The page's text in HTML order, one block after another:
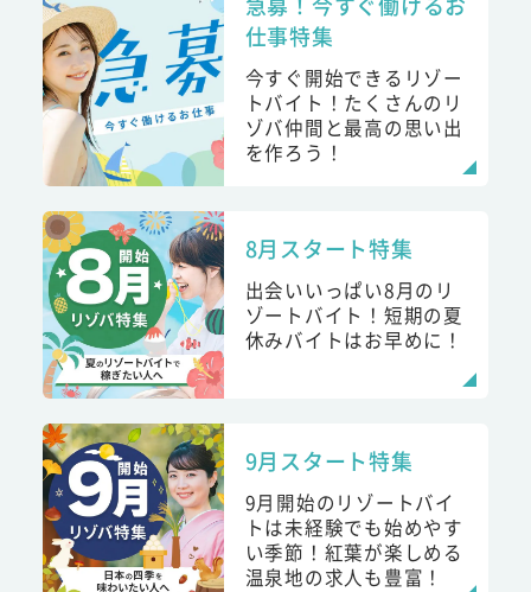
仕事特集
今すぐ開始できるリゾー
トバイト！たくさんのリ
ゾバ仲間と最高の思い出
を作ろう！
8月スタート特集
出会いいっぱい8月のリ
ゾートバイト！短期の夏
休みバイトはお早めに！
9月スタート特集
9月開始のリゾートバイ
トは未経験でも始めやす
い季節！紅葉が楽しめる
温泉地の求人も豊富！